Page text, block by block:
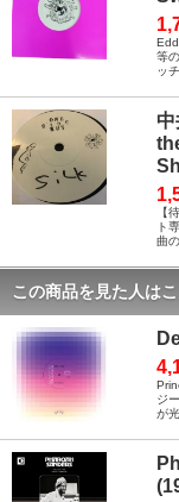
等
ッ
【
ト
曲
この商品を見た人は
ジ
が